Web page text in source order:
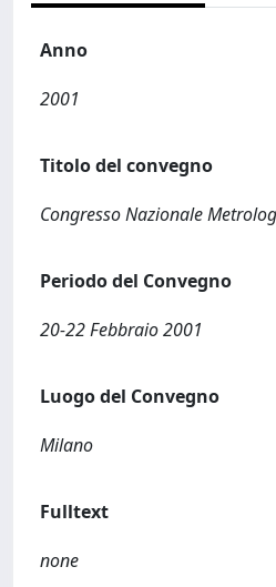
Anno
2001
Titolo del convegno
Congresso Nazionale
Periodo del Convegno
20-22 Febbraio 2001
Luogo del Convegno
Milano
Fulltext
none